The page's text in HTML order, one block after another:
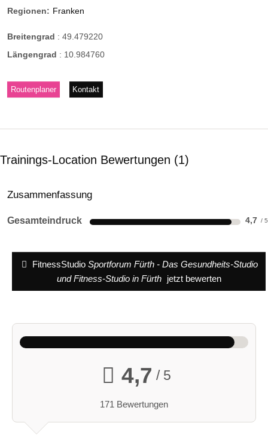
Regionen: Franken
Breitengrad : 49.479220
Längengrad : 10.984760
Routenplaner Kontakt
Trainings-Location Bewertungen 1
Zusammenfassung
Gesamteindruck 4,7
FitnessStudio Sportforum Fürth - Das Gesundheits-Studio
und Fitness-Studio in Fürth
jetzt bewerten
4,7 / 5
171 Bewertungen